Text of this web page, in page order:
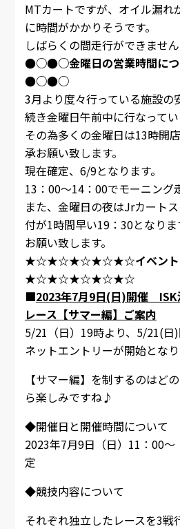
MTカートですが、オイル漏れ
に時間がかかりそうです。
しばらくの間走行ができませ
●○●○金曜日の営業時間につ
●○●○
3月より度々行っている施設の
続き金曜日午前中に行なってい
その為多くの金曜日は13時開
承お願い致します。
現在確定、6/9となります。
13：00～14：00でモーニング
また、金曜日の夜はJrカート
付が1時間早い19：30となり
お願い致します。
★☆★☆★☆★☆★☆イベント
★☆★☆★☆★☆★☆
■2023年7月9日(日)開催 ISK
レース【サマー編】ご案内
5/21（日）19時より、5/21(日
ネットエントリーが開始とな
【サマー編】を制するのはど
ら楽しみですね♪
◆開催日と開催時間について
2023年7月9日（日）11：00
定
◆競技内容について
それぞれ独立したレースを3戦